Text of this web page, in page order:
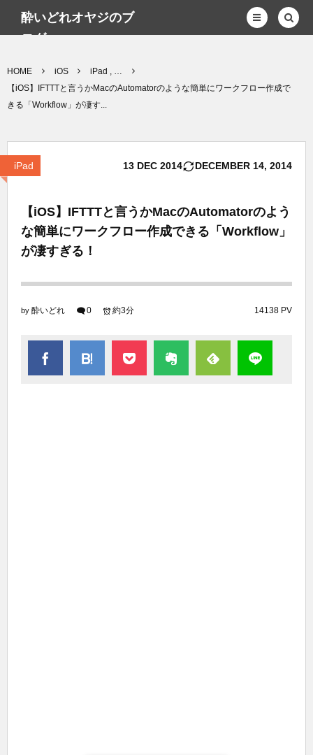
酔いどれオヤジのブ
ログwp
HOME iOS
iPad , …
【iOS】IFTTTと言うかMacのAutomatorのような簡単にワークフロー作成で
きる「Workflow」が凄す...
iPad 13 DEC 2014 DECEMBER 14, 2014
【iOS】IFTTTと言うかMacのAutomatorのよう
な簡単にワークフロー作成できる「Workflow」
が凄すぎる！
by 酔いどれ 0 14138 PV
約3分